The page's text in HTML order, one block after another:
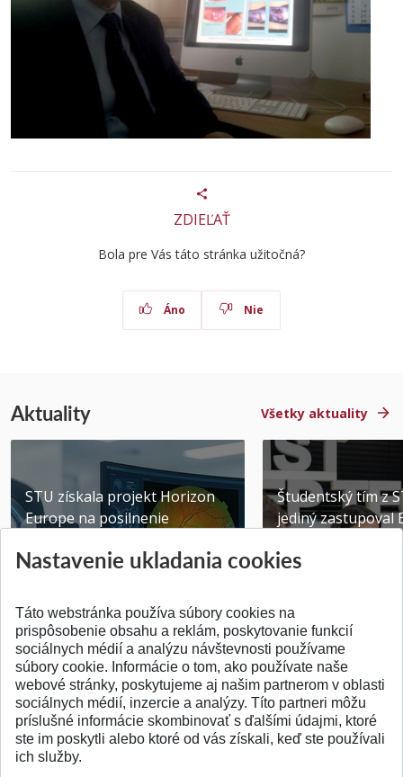
ZDIEĽAŤ
Bola pre Vás táto stránka užitočná?
Áno Nie
Aktuality Všetky aktuality
STU získala projekt Horizon
Europe na posilnenie
Publikované 31.07.2026
Študentský tím z
jediný zastupoval
Publikované
SPÄŤ NA VRCH
Nastavenie ukladania cookies
Táto webstránka používa súbory cookies na
prispôsobenie obsahu a reklám, poskytovanie funkcií
sociálnych médií a analýzu návštevnosti používame
súbory cookie. Informácie o tom, ako používate naše
webové stránky, poskytujeme aj našim partnerom v oblasti
sociálnych médií, inzercie a analýzy. Títo partneri môžu
príslušné informácie skombinovať s ďalšími údajmi, ktoré
ste im poskytli alebo ktoré od vás získali, keď ste používali
ich služby.